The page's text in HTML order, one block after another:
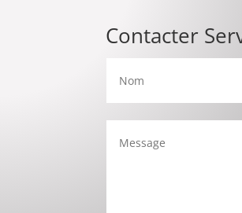
Contacter